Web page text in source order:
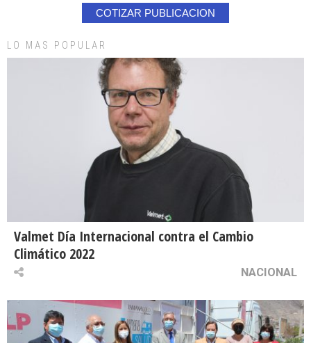
COTIZAR PUBLICACION
LO MAS POPULAR
Valmet Día Internacional contra el Cambio
Climático 2022
NACIONAL